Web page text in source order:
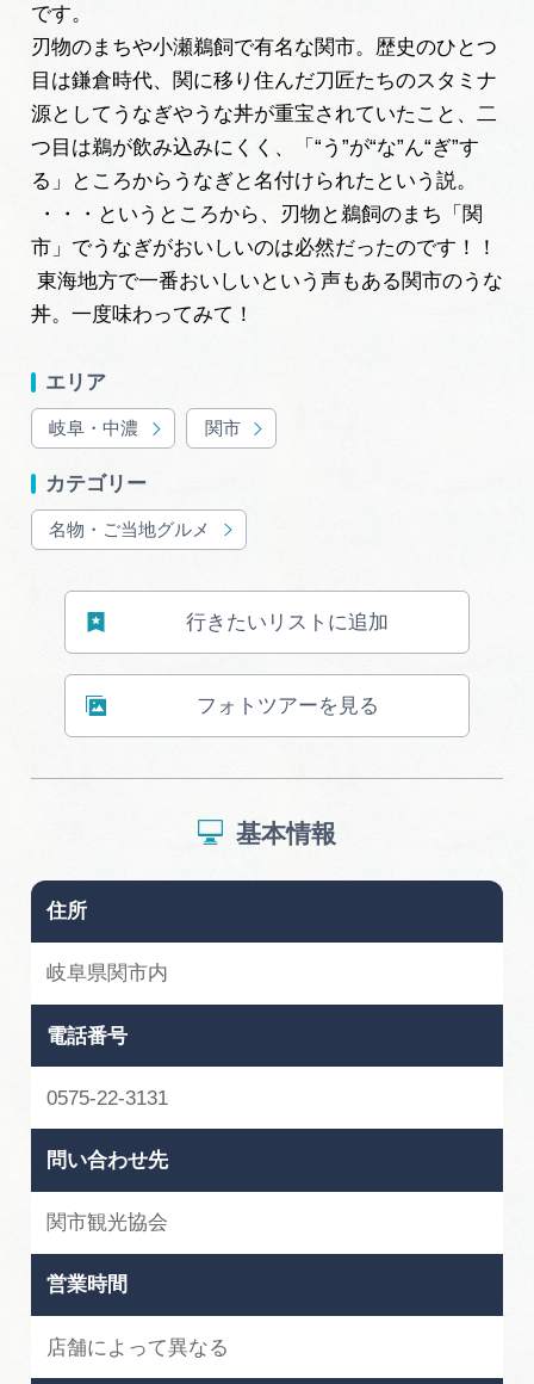
です。
刃物のまちや小瀬鵜飼で有名な関市。歴史のひとつ
目は鎌倉時代、関に移り住んだ刀匠たちのスタミナ
源としてうなぎやうな丼が重宝されていたこと、二
つ目は鵜が飲み込みにくく、「“う”が“な”ん“ぎ”す
る」ところからうなぎと名付けられたという説。
・・・というところから、刃物と鵜飼のまち「関
市」でうなぎがおいしいのは必然だったのです！！
東海地方で一番おいしいという声もある関市のうな
丼。一度味わってみて！
エリア
岐阜・中濃 関市
カテゴリー
名物・ご当地グルメ
行きたいリストに追加
フォトツアーを見る
基本情報
住所
岐阜県関市内
電話番号
0575-22-3131
問い合わせ先
関市観光協会
営業時間
店舗によって異なる